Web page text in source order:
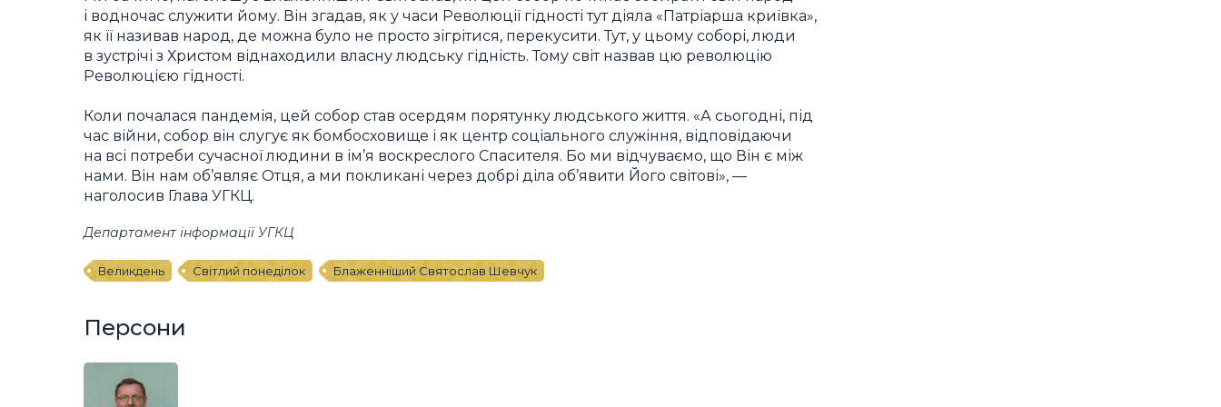
і водночас служити йому. Він згадав, як у часи Революції гідності тут діяла «Патріарша криївка»,
як її називав народ, де можна було не просто зігрітися, перекусити. Тут, у цьому соборі, люди
в зустрічі з Христом віднаходили власну людську гідність. Тому світ назвав цю революцію
Революцією гідності.
Коли почалася пандемія, цей собор став осердям порятунку людського життя. «А сьогодні, під
час війни, собор він слугує як бомбосховище і як центр соціального служіння, відповідаючи
на всі потреби сучасної людини в ім’я воскреслого Спасителя. Бо ми відчуваємо, що Він є між
нами. Він нам об’являє Отця, а ми покликані через добрі діла об’явити Його світові», —
наголосив Глава УГКЦ.
Департамент інформації УГКЦ
Великдень Світлий понеділок Блаженніший Святослав Шевчук
Персони